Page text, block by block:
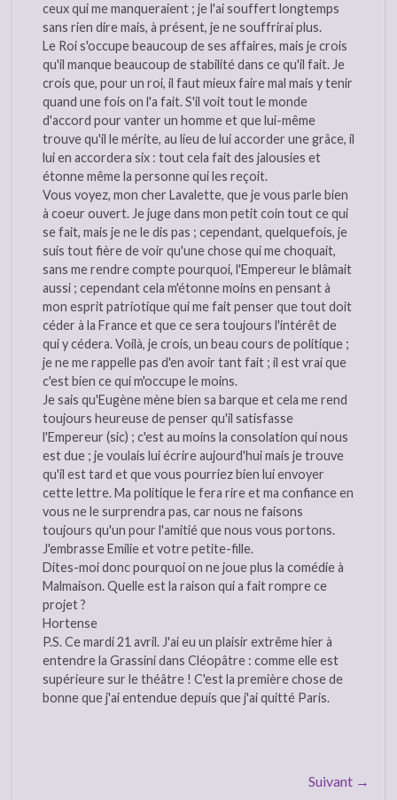
ceux qui me manqueraient ; je l'ai souffert longtemps
sans rien dire mais, à présent, je ne souffrirai plus.
Le Roi s'occupe beaucoup de ses affaires, mais je crois
qu'il manque beaucoup de stabilité dans ce qu'il fait. Je
crois que, pour un roi, il faut mieux faire mal mais y tenir
quand une fois on l'a fait. S'il voit tout le monde
d'accord pour vanter un homme et que lui-même
trouve qu'il le mérite, au lieu de lui accorder une grâce, il
lui en accordera six : tout cela fait des jalousies et
étonne même la personne qui les reçoit.
Vous voyez, mon cher Lavalette, que je vous parle bien
à coeur ouvert. Je juge dans mon petit coin tout ce qui
se fait, mais je ne le dis pas ; cependant, quelquefois, je
suis tout fière de voir qu'une chose qui me choquait,
sans me rendre compte pourquoi, l'Empereur le blâmait
aussi ; cependant cela m'étonne moins en pensant à
mon esprit patriotique qui me fait penser que tout doit
céder à la France et que ce sera toujours l'intérêt de
qui y cédera. Voilà, je crois, un beau cours de politique ;
je ne me rappelle pas d'en avoir tant fait ; il est vrai que
c'est bien ce qui m'occupe le moins.
Je sais qu'Eugène mène bien sa barque et cela me rend
toujours heureuse de penser qu'il satisfasse
l'Empereur (sic) ; c'est au moins la consolation qui nous
est due ; je voulais lui écrire aujourd'hui mais je trouve
qu'il est tard et que vous pourriez bien lui envoyer
cette lettre. Ma politique le fera rire et ma confiance en
vous ne le surprendra pas, car nous ne faisons
toujours qu'un pour l'amitié que nous vous portons.
J'embrasse Emilie et votre petite-fille.
Dites-moi donc pourquoi on ne joue plus la comédie à
Malmaison. Quelle est la raison qui a fait rompre ce
projet ?
Hortense
P.S. Ce mardi 21 avril. J'ai eu un plaisir extrême hier à
entendre la Grassini dans Cléopâtre : comme elle est
supérieure sur le théâtre ! C'est la première chose de
bonne que j'ai entendue depuis que j'ai quitté Paris.
Suivant →